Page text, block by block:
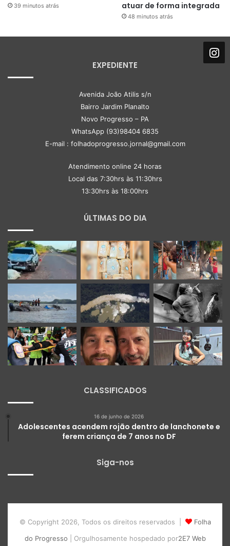
39 minutos atrás
atuar de forma integrada
48 minutos atrás
EXPEDIENTE
Avenida João Atilis s/n
Bairro Jardim Planalto
Novo Progresso – PA
WhatsApp (93)98404 6835
E-mail : folhadoprogresso.jornal@gmail.com
Atendimento online 24 horas
Local das 7:30hrs às 11:30hrs
13:30hrs às 18:00hrs
ÚLTIMAS DO DIA
CLASSIFICADOS
16 de junho de 2026
Adolescentes acendem rojão dentro de lanchonete e
ferem criança de 7 anos no DF
Siga-nos
© Copyright 2026, Todos os direitos reservados |
Folha
do Progresso | Orgulhosamente hospedado por2E7 Web